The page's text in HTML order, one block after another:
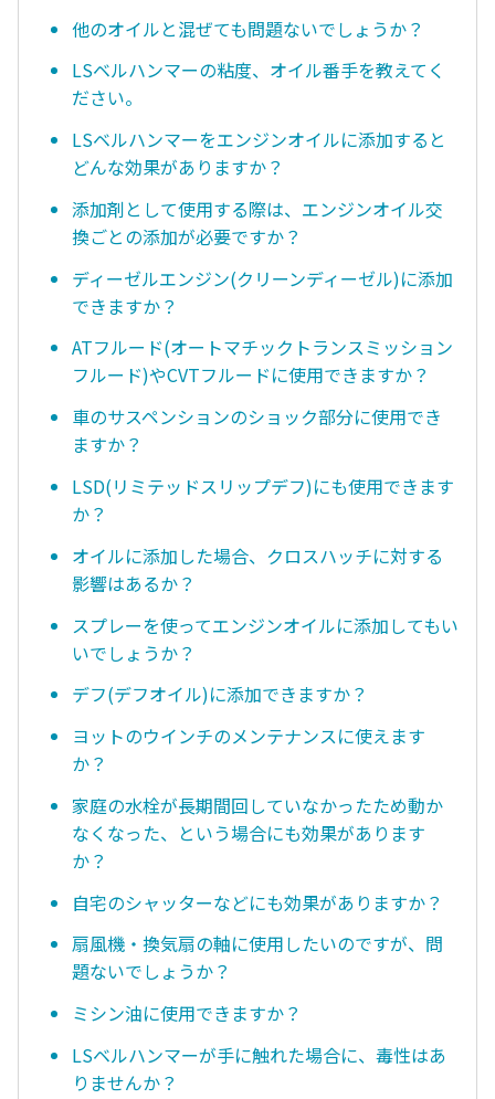
他のオイルと混ぜても問題ないでしょうか？
LSベルハンマーの粘度、オイル番手を教えてく
ださい。
LSベルハンマーをエンジンオイルに添加すると
どんな効果がありますか？
添加剤として使用する際は、エンジンオイル交
換ごとの添加が必要ですか？
ディーゼルエンジン(クリーンディーゼル)に添加
できますか？
ATフルード(オートマチックトランスミッション
フルード)やCVTフルードに使用できますか？
車のサスペンションのショック部分に使用でき
ますか？
LSD(リミテッドスリップデフ)にも使用できます
か？
オイルに添加した場合、クロスハッチに対する
影響はあるか？
スプレーを使ってエンジンオイルに添加してもい
いでしょうか？
デフ(デフオイル)に添加できますか？
ヨットのウインチのメンテナンスに使えます
か？
家庭の水栓が長期間回していなかったため動か
なくなった、という場合にも効果があります
か？
自宅のシャッターなどにも効果がありますか？
扇風機・換気扇の軸に使用したいのですが、問
題ないでしょうか？
ミシン油に使用できますか？
LSベルハンマーが手に触れた場合に、毒性はあ
りませんか？